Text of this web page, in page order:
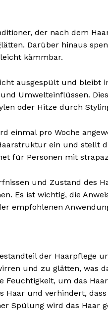
Erhalte unseren
kostenlosen
der nach dem
Darüber hinaus
kämmbar.
ausgespült und bleibt
Umwelteinflüssen.
oder Hitze durch
einmal pro Woche
ein und stellt
für Personen mit
und Zustand des
Es ist wichtig, die
empfohlenen
der Haarpflege
und zu glätten, was
Feuchtigkeit, um das
Haar und verhindert,
Spülung wird das Haar